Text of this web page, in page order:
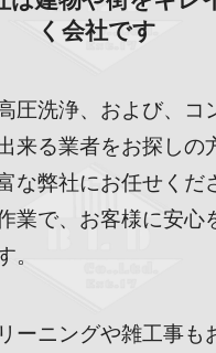
く会社です
圧洗浄、および、コ
来る業者をお探しの
な弊社にお任せくだ
業で、お客様に安心
。
ーニングや雑工事も